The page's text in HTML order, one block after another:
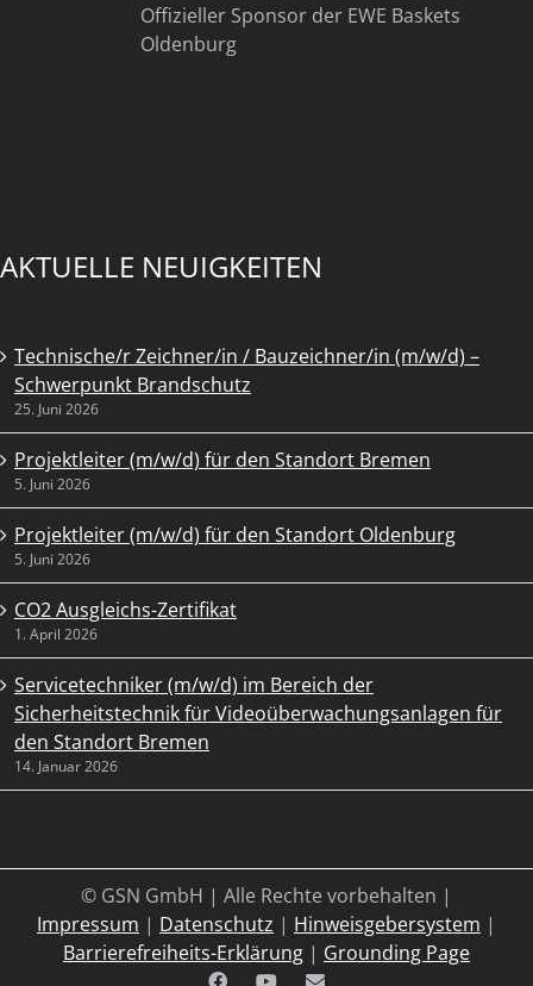
Offizieller Sponsor der EWE Baskets
Oldenburg
AKTUELLE NEUIGKEITEN
Technische/r Zeichner/in / Bauzeichner/in (m/w/d) –
Schwerpunkt Brandschutz
25. Juni 2026
Projektleiter (m/w/d) für den Standort Bremen
5. Juni 2026
Projektleiter (m/w/d) für den Standort Oldenburg
5. Juni 2026
CO2 Ausgleichs-Zertifikat
1. April 2026
Servicetechniker (m/w/d) im Bereich der
Sicherheitstechnik für Videoüberwachungsanlagen für
den Standort Bremen
14. Januar 2026
© GSN GmbH | Alle Rechte vorbehalten |
Impressum | Datenschutz | Hinweisgebersystem |
Barrierefreiheits-Erklärung | Grounding Page
FacebookYouTube
E-